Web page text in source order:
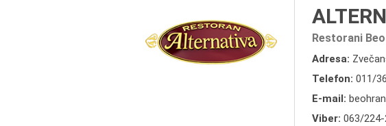
Restorani
Adresa:
Telefon: 011/
E-mail:
Viber: 063/224-